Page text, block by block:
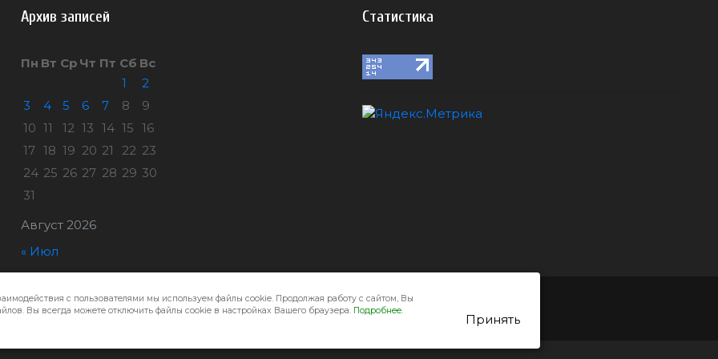
Архив записей
Август 2026
Пн Вт Ср Чт Пт Сб Вс
1
2
3
4 5 6 7 8
9
10 11 12 13 14 15 16
17 18 19 20 21 22 23
24 25 26 27 28 29 30
31
« Июл
Статистика
Город32 © 2026
с пользователями мы используем файлы cookie. Продолжая работу с сайтом, Вы
Вы всегда можете отключить файлы cookie в настройках Вашего браузера. Подробнее.
Принять